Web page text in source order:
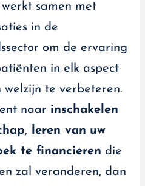
samen met
in de
om de ervaring
in elk aspect
welzijn te verbeteren.
naar inschakelen
, leren van uw
te financieren die
zal veranderen, dan